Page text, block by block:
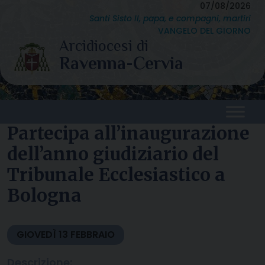
content
07/08/2026
Santi Sisto II, papa, e compagni, martiri
VANGELO DEL GIORNO
Partecipa all’inaugurazione
dell’anno giudiziario del
Tribunale Ecclesiastico a
Bologna
GIOVEDÌ 13 FEBBRAIO